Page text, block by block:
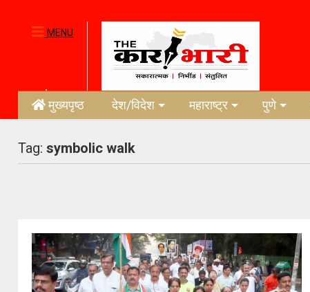
MENU
मुख्यपृष्ठ देश/विदेश महाराष्ट्र पुणे
Tag:symbolic walk